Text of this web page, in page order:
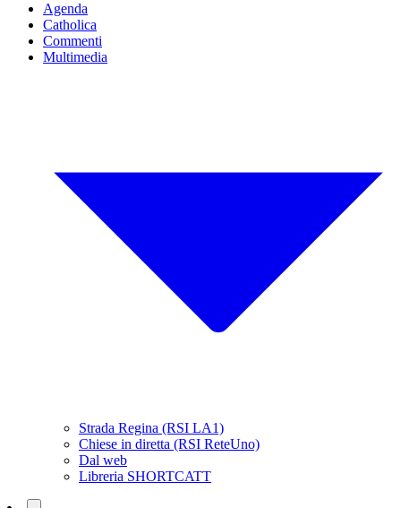
Agenda
Catholica
Commenti
Multimedia
Strada Regina (RSI LA1)
Chiese in diretta (RSI ReteUno)
Dal web
Libreria SHORTCATT